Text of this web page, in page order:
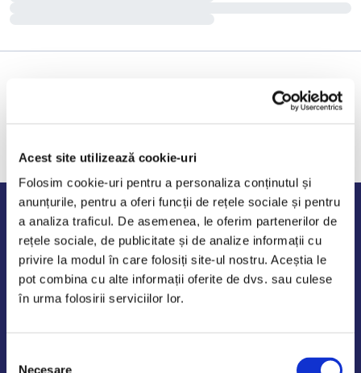
Acest site utilizează cookie-uri
Folosim cookie-uri pentru a personaliza conținutul și
anunțurile, pentru a oferi funcții de rețele sociale și pentru
a analiza traficul. De asemenea, le oferim partenerilor de
rețele sociale, de publicitate și de analize informații cu
privire la modul în care folosiți site-ul nostru. Aceștia le
pot combina cu alte informații oferite de dvs. sau culese
în urma folosirii serviciilor lor.
Necesare
Program de lucru
Luni - Vineri: 09:00-18:00
Sambata - Duminica: 10:00-14:00